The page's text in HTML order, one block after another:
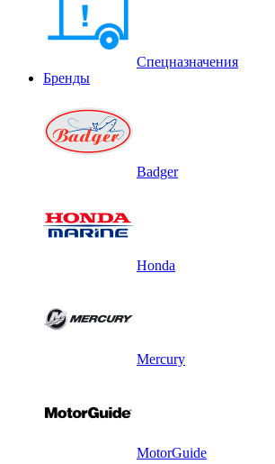
Спецназначения
Бренды
Badger
Honda
Mercury
MotorGuide